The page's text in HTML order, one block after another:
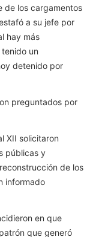
de los cargamentos
a su jefe por
hay más
un
detenido por
preguntados por
XII solicitaron
públicas y
de los
informado
en que
que generó